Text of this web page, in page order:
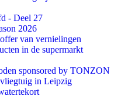
- Deel 27
2026
van vernielingen
in de supermarkt
sponsored by TONZON
in Leipzig